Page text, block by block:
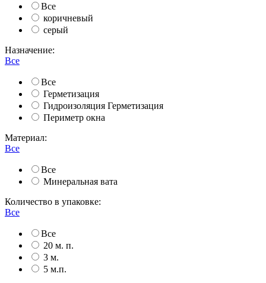
Все
коричневый
серый
Назначение:
Все
Все
Герметизация
Гидроизоляция Герметизация
Периметр окна
Материал:
Все
Все
Минеральная вата
Количество в упаковке:
Все
Все
20 м. п.
3 м.
5 м.п.